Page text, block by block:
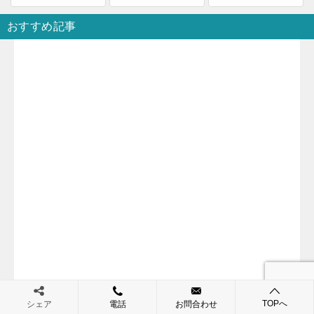
おすすめ記事
シェア 電話 お問合わせ TOPへ